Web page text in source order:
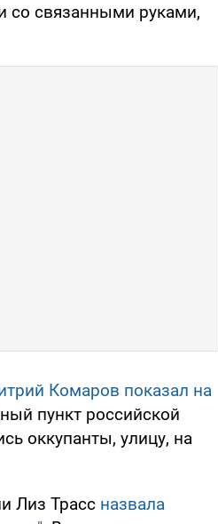
со связанными руками,
Комаров показал на
пункт российской
оккупанты, улицу, на
Лиз Трасс назвала